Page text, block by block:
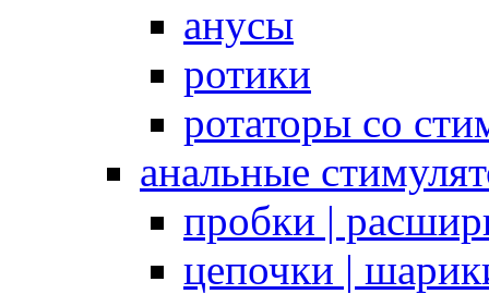
анусы
ротики
ротаторы со
анальные
пробки |
цепочки |